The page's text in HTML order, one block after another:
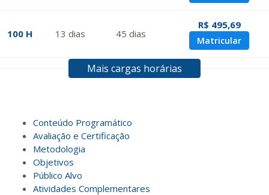
100 H 13 dias 45 dias
R$ 495,69
Matricular
dias 60dias
140 H 18dias 60dias
160 H 20dias
Mais cargas horárias
Conteúdo Programático
Avaliação e Certificação
Metodologia
Objetivos
Público Alvo
Atividades Complementares